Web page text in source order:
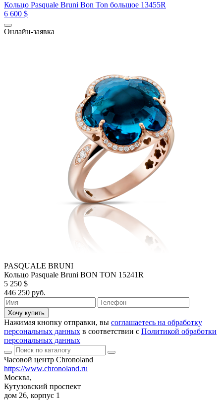
Кольцо Pasquale Bruni Bon Ton большое 13455R
6 600 $
Онлайн-заявка
PASQUALE BRUNI
Кольцо Pasquale Bruni BON TON 15241R
5 250 $
446 250 руб.
Хочу купить
Нажимая кнопку отправки, вы соглашаетесь на обработку
персональных данных в соответствии с Политикой обработки
персональных данных
Часовой центр Chronoland
https://www.chronoland.ru
Москва,
Кутузовский проспект
дом 26, корпус 1